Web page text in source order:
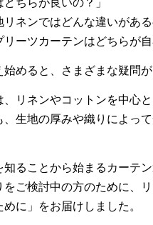
リネンではどんな違いがある
リーツカーテンはどちらが自
めると、さまざまな疑問が
、リネンやコットンを中心
生地の厚みや織りによっ
ることから始まるカーテン
をご検討中の方のために、
に」をお届けしました。